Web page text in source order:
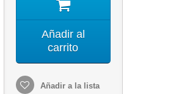
Añadir al
carrito
Añadir a la lista